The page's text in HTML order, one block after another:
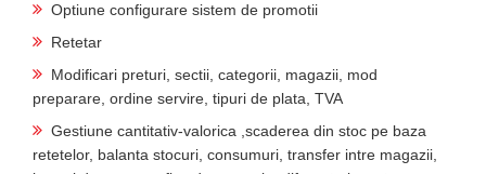
Optiune configurare sistem de promotii
Retetar
Modificari preturi, sectii, categorii, magazii, mod
preparare, ordine servire, tipuri de plata, TVA
Gestiune cantitativ-valorica ,scaderea din stoc pe baza
retetelor, balanta stocuri, consumuri, transfer intre magazii,